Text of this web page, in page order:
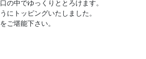
の中でゆっくりととろけます。
にトッピングいたしました。
ご堪能下さい。